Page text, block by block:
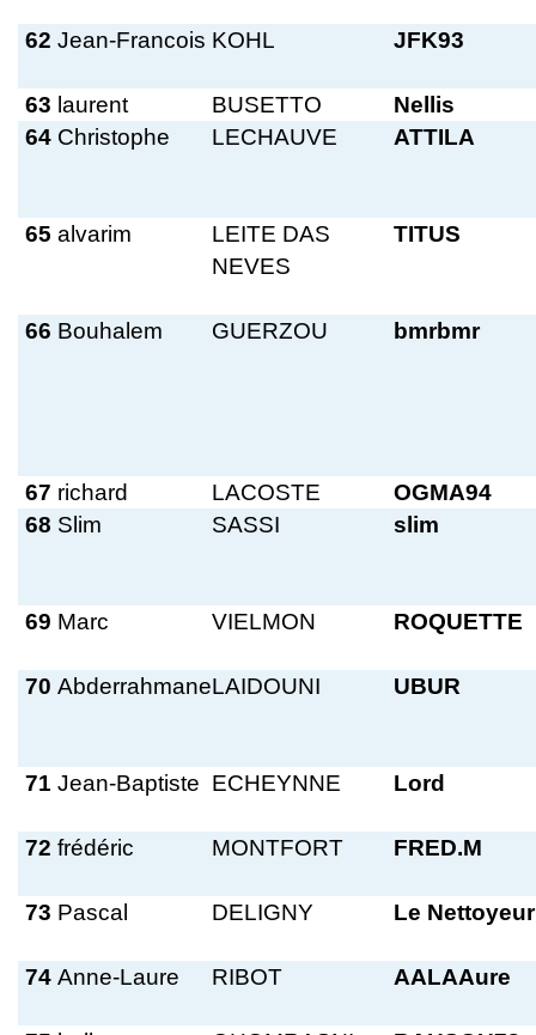
62 Jean-Francois KOHL JFK93
63 laurent BUSETTO
Nellis
64 Christophe LECHAUVE ATTILA
65 alvarim
LEITE DAS
NEVES
TITUS
66 Bouhalem GUERZOU bmrbmr
67 richard LACOSTE
OGMA94
68 Slim SASSI slim
69 Marc VIELMON ROQUETTE
70 AbderrahmaneLAIDOUNI UBUR
71 Jean-Baptiste ECHEYNNE Lord
72 frédéric MONTFORT FRED.M
73 Pascal DELIGNY Le Nettoyeur
74 Anne-Laure RIBOT AALAAure